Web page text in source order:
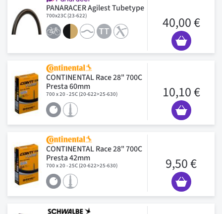
PANARACER Agilest Tubetype
700x23C (23-622) 40,00 €
CONTINENTAL Race 28" 700C
Presta 60mm
700 x 20 - 25C (20-622>25-630) 10,10 €
CONTINENTAL Race 28" 700C
Presta 42mm
700 x 20 - 25C (20-622>25-630) 9,50 €